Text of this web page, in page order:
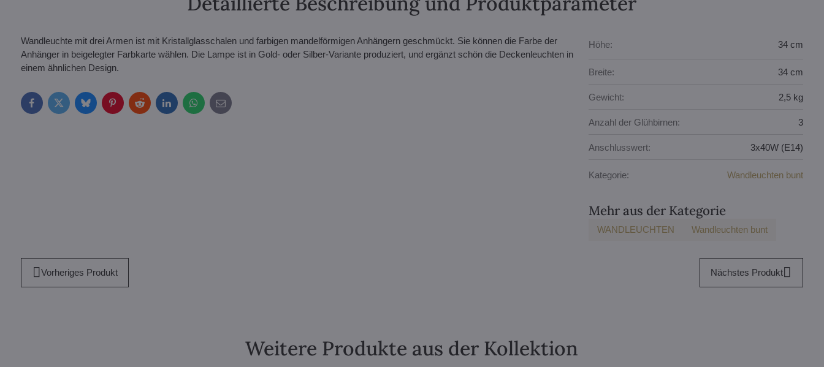
Wandleuchte mit drei Armen ist mit Kristallglasschalen und farbigen mandelförmigen Anhängern geschmückt. Sie können die Farbe der
Anhänger in beigelegter Farbkarte wählen. Die Lampe ist in Gold- oder Silber-Variante produziert, und ergänzt schön die Deckenleuchten in
einem ähnlichen Design.
FacebookTwitterBlueskyPinterestRedditLinkedInWhatsApp
E-
mail
Höhe: 34 cm
Breite: 34 cm
Gewicht: 2,5 kg
Anzahl der Glühbirnen: 3
Anschlusswert: 3x40W (E14)
Kategorie: Wandleuchten bunt
Mehr aus der Kategorie
WANDLEUCHTEN Wandleuchten bunt
Vorheriges Produkt Nächstes Produkt
Weitere Produkte aus der Kollektion